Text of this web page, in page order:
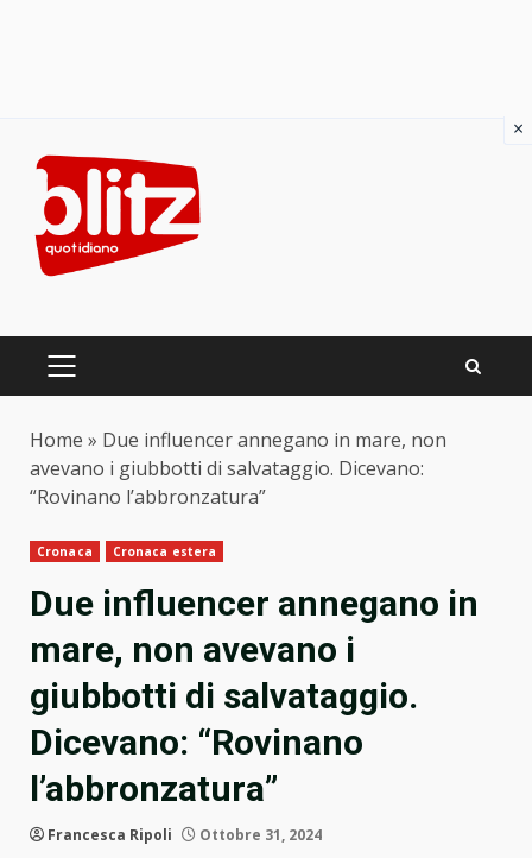
content
PRIMARY
Home » Due influencer annegano in mare, non
avevano i giubbotti di salvataggio. Dicevano:
“Rovinano l’abbronzatura”
Cronaca Cronaca estera
Due influencer annegano in
mare, non avevano i
giubbotti di salvataggio.
Dicevano: “Rovinano
l’abbronzatura”
Francesca Ripoli Ottobre 31, 2024
×